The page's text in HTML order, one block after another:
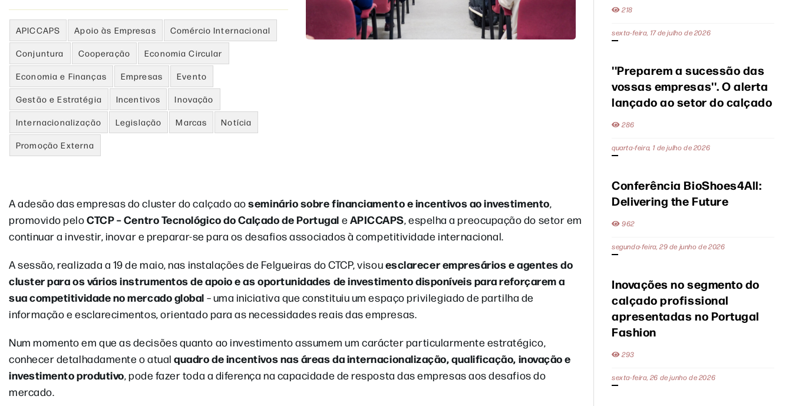
APICCAPS Apoio às Empresas Comércio Internacional
Conjuntura Cooperação Economia Circular
Economia e Finanças Empresas Evento
Gestão e Estratégia Incentivos Inovação
Internacionalização Legislação Marcas Notícia
Promoção Externa
A adesão das empresas do cluster do calçado aoseminário sobre financiamento e incentivos ao investimento,
promovido peloCTCP – Centro Tecnológico do Calçado de Portugal e APICCAPS, espelha a preocupação do setor em
continuar a investir, inovar e preparar-se para os desafios associados à competitividade internacional.
A sessão, realizada a 19 de maio, nas instalações de Felgueiras do CTCP, visouesclarecer empresários e agentes do
cluster para os vários instrumentos de apoio e as oportunidades de investimento disponíveis para reforçarem a
sua competitividade no mercado global – uma iniciativa que constituiu um espaço privilegiado de partilha de
informação e esclarecimentos, orientado para as necessidades reais das empresas.
Num momento em que as decisões quanto ao investimento assumem um carácter particularmente estratégico,
conhecer detalhadamente o atualquadro de incentivos nas áreas da internacionalização, qualificação, inovação e
investimento produtivo, pode fazer toda a diferença na capacidade de resposta das empresas aos desafios do
mercado.
218
sexta-feira, 17 de julho de 2026
''Preparem a sucessão das
vossas empresas''. O alerta
lançado ao setor do calçado
286
quarta-feira, 1 de julho de 2026
Conferência BioShoes4All:
Delivering the Future
962
segunda-feira, 29 de junho de 2026
Inovações no segmento do
calçado profissional
apresentadas no Portugal
Fashion
293
sexta-feira, 26 de junho de 2026